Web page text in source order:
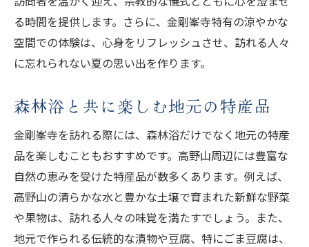
る時間を提供します。さらに、金剛峯寺特有の涼やかな
空間での体験は、心身をリフレッシュさせ、訪れる人々
に忘れられない夏の思い出を作ります。
森林浴と共に楽しむ地元の特産品
金剛峯寺を訪れる際には、森林浴だけでなく地元の特産
品を楽しむこともおすすめです。高野山周辺には豊富な
自然の恵みを受けた特産品が数多くあります。例えば、
高野山の清らかな水と豊かな土壌で育まれた新鮮な野菜
や果物は、訪れる人々の味覚を満たすでしょう。また、
地元で作られる伝統的な漬物や豆腐、特にごま豆腐は、